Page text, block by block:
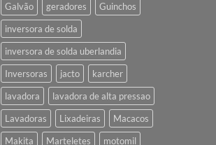
Galvão
geradores
Guinchos
inversora de solda
inversora de solda uberlandia
Inversoras
jacto
karcher
lavadora
lavadora de alta pressao
Lavadoras
Lixadeiras
Macacos
Makita
Marteletes motomil